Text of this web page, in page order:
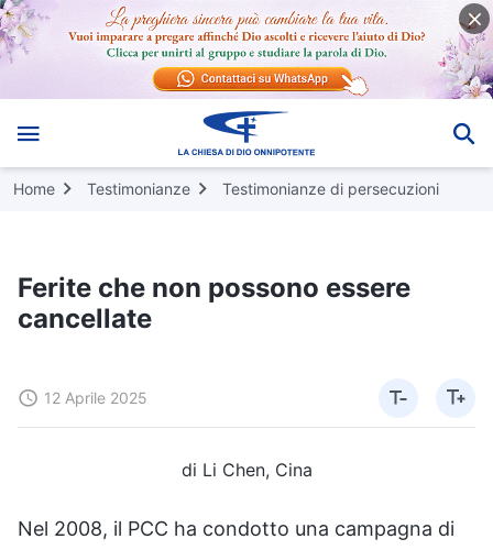
Home Testimonianze Testimonianze di persecuzioni
Ferite che non possono essere
cancellate
12 Aprile 2025
di Li Chen, Cina
Nel 2008, il PCC ha condotto una campagna di